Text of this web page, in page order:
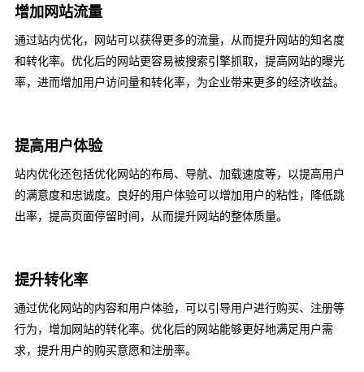
增加网站流量
通过站内优化，网站可以获得更多的流量，从而提升网站的知名度
和转化率。优化后的网站更容易被搜索引擎抓取，提高网站的曝光
率，进而增加用户访问量和转化率，为企业带来更多的经济收益‌。
提高用户体验
站内优化还包括优化网站的布局、导航、加载速度等，以提高用户
的满意度和忠诚度。良好的用户体验可以增加用户的粘性，降低跳
出率，提高页面停留时间，从而提升网站的整体质量‌。
提升转化率
通过优化网站的内容和用户体验，可以引导用户进行购买、注册等
行为，增加网站的转化率。优化后的网站能够更好地满足用户需
求，提升用户的购买意愿和注册率‌。